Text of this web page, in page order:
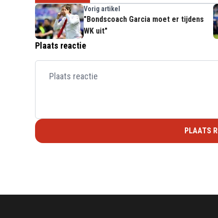
Vorig artikel
"Bondscoach Garcia moet er tijdens
WK uit"
Plaats reactie
PLAATS